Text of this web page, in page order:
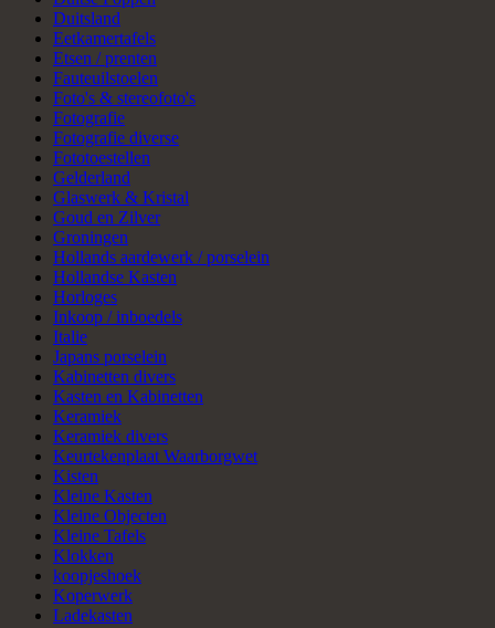
Duitsland
Eetkamertafels
Etsen / prenten
Fauteuilstoelen
Foto's & stereofoto's
Fotografie
Fotografie diverse
Fototoestellen
Gelderland
Glaswerk & Kristal
Goud en Zilver
Groningen
Hollands aardewerk / porselein
Hollandse Kasten
Horloges
Inkoop / inboedels
Italie
Japans porselein
Kabinetten divers
Kasten en Kabinetten
Keramiek
Keramiek divers
Keurtekenplaat Waarborgwet
Kisten
Kleine Kasten
Kleine Objecten
Kleine Tafels
Klokken
koopjeshoek
Koperwerk
Ladekasten